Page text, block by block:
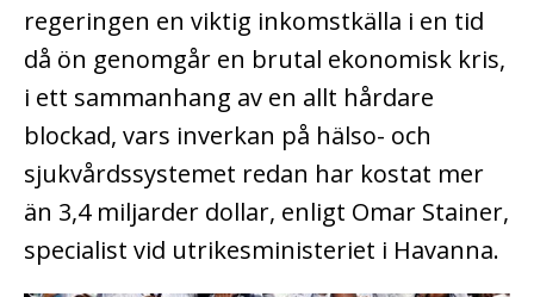
regeringen en viktig inkomstkälla i en tid
då ön genomgår en brutal ekonomisk kris,
i ett sammanhang av en allt hårdare
blockad, vars inverkan på hälso- och
sjukvårdssystemet redan har kostat mer
än 3,4 miljarder dollar, enligt Omar Stainer,
specialist vid utrikesministeriet i Havanna.